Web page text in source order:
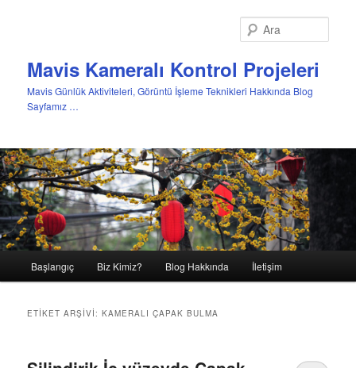
Mavis Kameralı Kontrol Projeleri
Mavis Günlük Aktiviteleri, Görüntü İşleme Teknikleri Hakkında Blog
Sayfamız …
Birincil
İkincil
Başlangıç Biz Kimiz? Blog Hakkında İletişim
ETIKET ARŞIVI:KAMERALI ÇAPAK BULMA